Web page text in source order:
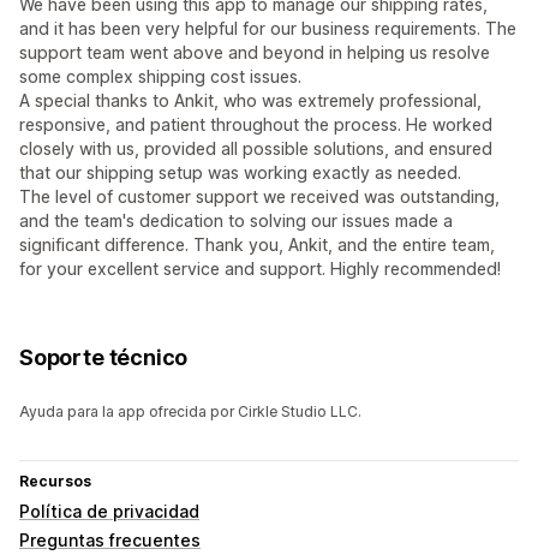
We have been using this app to manage our shipping rates,
and it has been very helpful for our business requirements. The
support team went above and beyond in helping us resolve
some complex shipping cost issues.
A special thanks to Ankit, who was extremely professional,
responsive, and patient throughout the process. He worked
closely with us, provided all possible solutions, and ensured
that our shipping setup was working exactly as needed.
The level of customer support we received was outstanding,
and the team's dedication to solving our issues made a
significant difference. Thank you, Ankit, and the entire team,
for your excellent service and support. Highly recommended!
Soporte técnico
Ayuda para la app ofrecida por Cirkle Studio LLC.
Recursos
Política de privacidad
Preguntas frecuentes